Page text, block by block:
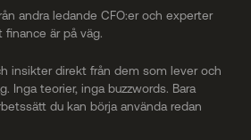
andra ledande CFO:er och experter
finance är på väg.
insikter direkt från dem som lever och
Inga teorier, inga buzzwords. Bara
du kan börja använda redan